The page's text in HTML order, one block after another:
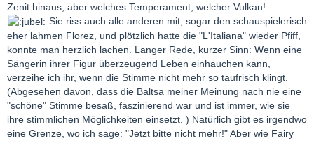
Zenit hinaus, aber welches Temperament, welcher Vulkan!
Sie riss auch alle anderen mit, sogar den schauspielerisch
eher lahmen Florez, und plötzlich hatte die "L'Italiana" wieder Pfiff,
konnte man herzlich lachen. Langer Rede, kurzer Sinn: Wenn eine
Sängerin ihrer Figur überzeugend Leben einhauchen kann,
verzeihe ich ihr, wenn die Stimme nicht mehr so taufrisch klingt.
(Abgesehen davon, dass die Baltsa meiner Meinung nach nie eine
"schöne" Stimme besaß, faszinierend war und ist immer, wie sie
ihre stimmlichen Möglichkeiten einsetzt. ) Natürlich gibt es irgendwo
eine Grenze, wo ich sage: "Jetzt bitte nicht mehr!" Aber wie Fairy